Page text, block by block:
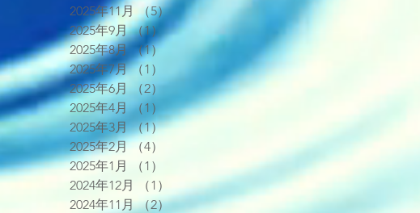
2025年11月 （5）5件の記事
2025年9月 （1）1件の記事
2025年8月 （1）
1件の記事
2025年7月 （1）
2025年6月 （2）2件の記事
2025年4月 （1） 1件の記事
2025年3月 （1）1件の記事
2025年2月 （4）
2025年1月
（1）
2024年12月
（1）
1件の記事
2024年11月 （2）2件の記事